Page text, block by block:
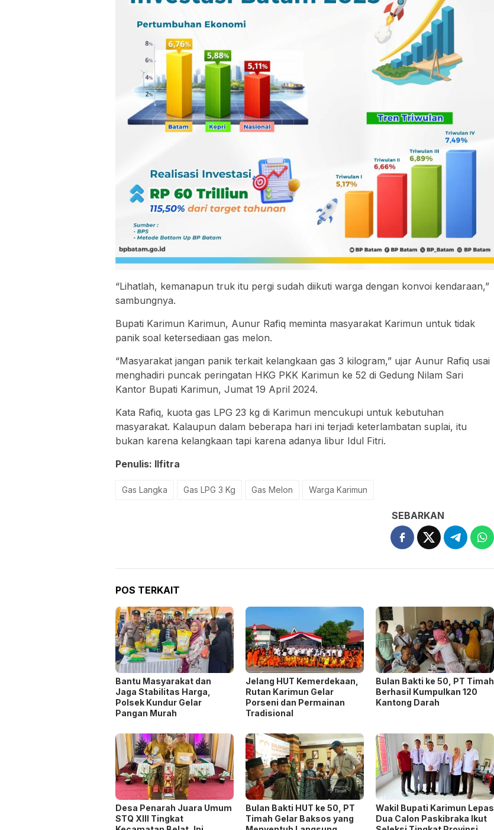
“Lihatlah, kemanapun truk itu pergi sudah diikuti warga dengan konvoi kendaraan,”
sambungnya.
Bupati Karimun Karimun, Aunur Rafiq meminta masyarakat Karimun untuk tidak
panik soal ketersediaan gas melon.
“Masyarakat jangan panik terkait kelangkaan gas 3 kilogram,” ujar Aunur Rafiq usai
menghadiri puncak peringatan HKG PKK Karimun ke 52 di Gedung Nilam Sari
Kantor Bupati Karimun, Jumat 19 April 2024.
Kata Rafiq, kuota gas LPG 23 kg di Karimun mencukupi untuk kebutuhan
masyarakat. Kalaupun dalam beberapa hari ini terjadi keterlambatan suplai, itu
bukan karena kelangkaan tapi karena adanya libur Idul Fitri.
Penulis: Ilfitra
Gas Langka Gas LPG 3 Kg Gas Melon Warga Karimun
SEBARKAN
POS TERKAIT
Bantu Masyarakat dan
Jaga Stabilitas Harga,
Polsek Kundur Gelar
Pangan Murah
Jelang HUT Kemerdekaan,
Rutan Karimun Gelar
Porseni dan Permainan
Tradisional
Bulan Bakti ke 50, PT Timah
Berhasil Kumpulkan 120
Kantong Darah
Desa Penarah Juara Umum
STQ XIII Tingkat
Bulan Bakti HUT ke 50, PT
Timah Gelar Baksos yang
Wakil Bupati Karimun Lepas
Dua Calon Paskibraka Ikut